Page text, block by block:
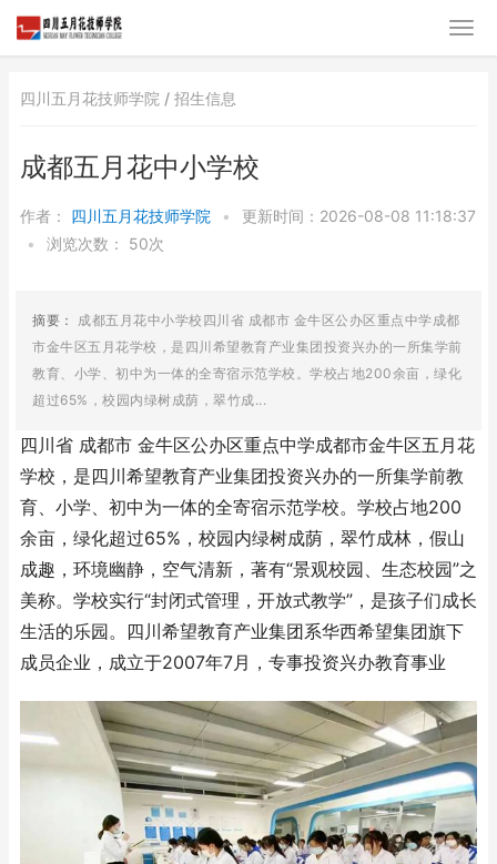
四川五月花技师学院 / 招生信息
成都五月花中小学校
作者： 四川五月花技师学院 •
更新时间：2026-08-08 11:18:37
•
浏览次数： 50次
摘要： 成都五月花中小学校四川省 成都市 金牛区公办区重点中学成都
市金牛区五月花学校，是四川希望教育产业集团投资兴办的一所集学前
教育、小学、初中为一体的全寄宿示范学校。学校占地200余亩，绿化
超过65%，校园内绿树成荫，翠竹成...
四川省 成都市 金牛区公办区重点中学成都市金牛区五月花
学校，是四川希望教育产业集团投资兴办的一所集学前教
育、小学、初中为一体的全寄宿示范学校。学校占地200
余亩，绿化超过65%，校园内绿树成荫，翠竹成林，假山
成趣，环境幽静，空气清新，著有“景观校园、生态校园”之
美称。学校实行“封闭式管理，开放式教学”，是孩子们成长
生活的乐园。四川希望教育产业集团系华西希望集团旗下
成员企业，成立于2007年7月，专事投资兴办教育事业